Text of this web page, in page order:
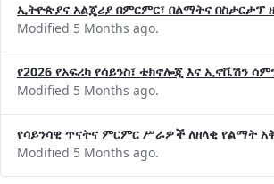
ኢትዮጵያና አልጄሪያ በምርምር፣ በልማትና በስታርታፕ
Modified 5 Months ago.
የ2026 የአፍሪካ የሳይንስ፣ ቴክኖሎጂ እና ኢኖቬሽን
Modified 5 Months ago.
የሳይንሳዊ ጥናትና ምርምር ሥራዎች ለዘላቂ
Modified 5 Months ago.